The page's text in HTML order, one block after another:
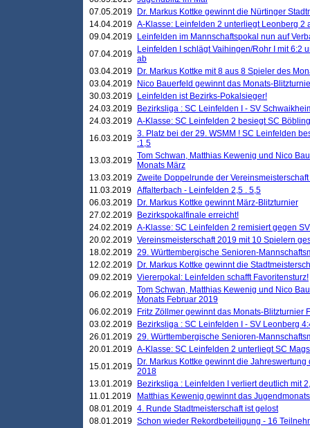
07.05.2019
Dr. Markus Kottke gewinnt die Nürtinger
14.04.2019 A-Klasse: Leinfelden 2 unterliegt Leonberg 2
09.04.2019
Leinfelden im Mannschaftspokal nun auf
07.04.2019
Leinfelden I schlägt Vaihingen/Rohr I mit 6:2
ab
03.04.2019
Dr. Markus Kottke mit 8 aus 8 Spieler des
03.04.2019
Nico Bauerfeld gewinnt das Monats-
30.03.2019
Leinfelden ist Bezirks-Pokalsieger!
24.03.2019
Bezirksliga : SC Leinfelden I - SV
24.03.2019 A-Klasse: SC Leinfelden 2 besiegt SC
16.03.2019 3. Platz bei der 29. WSMM ! SC Leinfelden
:1,5
13.03.2019 Tom Schwan, Matthias Kewenig und Nico
Monats März
13.03.2019 Zweite Doppelrunde der
11.03.2019 Affalterbach - Leinfelden 2,5 . 5,5
06.03.2019
Dr. Markus Kottke gewinnt März-Blitzturnier
27.02.2019
Bezirkspokalfinale erreicht!
24.02.2019 A-Klasse: SC Leinfelden 2 remisiert gegen
20.02.2019 Vereinsmeisterschaft 2019 mit 10 Spielern
18.02.2019 29. Württembergische Senioren-
12.02.2019
Dr. Markus Kottke gewinnt die
09.02.2019 Viererpokal: Leinfelden schafft Favoritensturz!
06.02.2019 Tom Schwan, Matthias Kewenig und Nico
Monats Februar 2019
06.02.2019
Fritz Zöllmer gewinnt das Monats-Blitzturnier
03.02.2019
Bezirksliga : SC Leinfelden I - SV Leonberg
26.01.2019 29. Württembergische Senioren-
20.01.2019 A-Klasse: SC Leinfelden 2 unterliegt SC
15.01.2019
Dr. Markus Kottke gewinnt die
2018
13.01.2019
Bezirksliga : Leinfelden I verliert deutlich mit
11.01.2019
Matthias Kewenig gewinnt das
08.01.2019 4. Runde Stadtmeisterschaft ist gelost
08.01.2019 Schon wieder Rekordbeteiligung - 16